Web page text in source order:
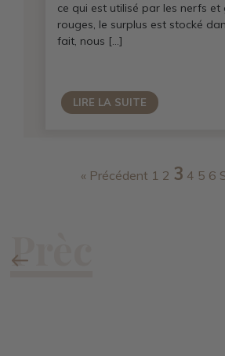
ce qui est utilisé par les nerfs et
rouges, le surplus est stocké
fait, nous […]
LIRE LA SUITE
« Précédent 1 2 3 4 5 6